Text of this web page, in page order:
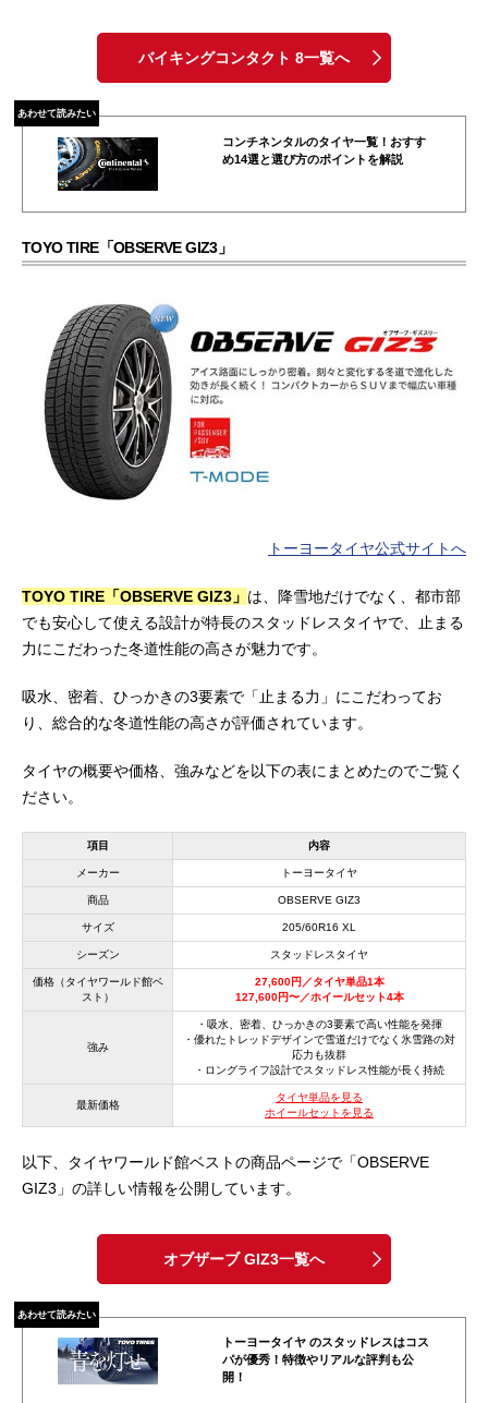
バイキングコンタクト 8一覧へ
あわせて読みたい
コンチネンタルのタイヤ一覧！おすす
め14選と選び方のポイントを解説
TOYO TIRE「OBSERVE GIZ3」
トーヨータイヤ公式サイトへ
TOYO TIRE「OBSERVE GIZ3」 は、降雪地だけでなく、都市部
でも安心して使える設計が特長のスタッドレスタイヤで、止まる
力にこだわった冬道性能の高さが魅力です。
吸水、密着、ひっかきの3要素で「止まる力」にこだわってお
り、総合的な冬道性能の高さが評価されています。
タイヤの概要や価格、強みなどを以下の表にまとめたのでご覧く
ださい。
項目 内容
メーカー トーヨータイヤ
商品 OBSERVE GIZ3
サイズ 205/60R16 XL
シーズン スタッドレスタイヤ
価格（タイヤワールド館ベ
スト）
27,600円／タイヤ単品1本
127,600円〜／ホイールセット4本
強み
・吸水、密着、ひっかきの3要素で高い性能を発揮
・優れたトレッドデザインで雪道だけでなく氷雪路の対
応力も抜群
・ロングライフ設計でスタッドレス性能が長く持続
最新価格
タイヤ単品を見る
ホイールセットを見る
以下、タイヤワールド館ベストの商品ページで「OBSERVE
GIZ3」の詳しい情報を公開しています。
オブザーブ GIZ3一覧へ
あわせて読みたい
トーヨータイヤ のスタッドレスはコス
パが優秀！特徴やリアルな評判も公
開！